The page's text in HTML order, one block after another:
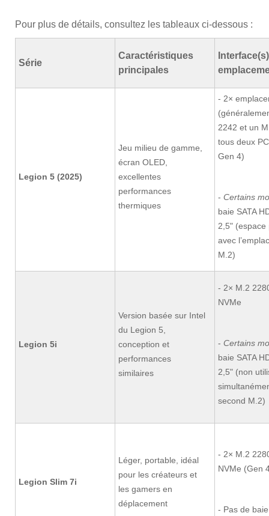
Pour plus de détails, consultez les tableaux ci-dessous :
Série
Caractéristiques
principales
Legion 5 (2025)
Jeu milieu de gamme,
écran OLED,
excellentes
performances
thermiques
- 2×
2242 et un
tous deux
Gen 4)
- Certains
baie SATA
2,5" (espace
avec
M.2)
Legion 5i
Version basée sur Intel
du Legion 5,
conception et
performances
similaires
- 2× M.2
NVMe
- Certains
baie SATA
2,5" (non
second M.2)
Legion Slim 7i
Léger, portable, idéal
pour les créateurs et
les gamers en
déplacement
- 2× M.2
NVMe (Gen
- Pas de